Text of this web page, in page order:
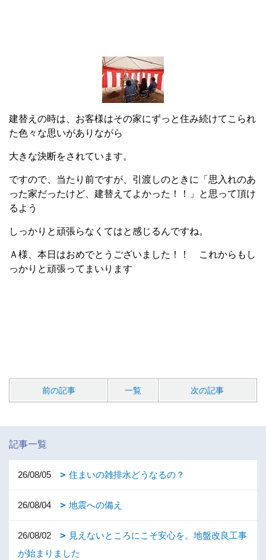
建替えの時は、お客様はその家にずっと住み続けてこられ
た色々な思いがありながら
大きな決断をされています。
ですので、当たり前ですが、引渡しのときに「思入れのあ
った家だったけど、建替えてよかった！！」と思って頂け
るよう
しっかりと頑張らなくてはと感じるんですね。
Ａ様、本日はおめでとうございました！！ これからもし
っかりと頑張ってまいります
前の記事 一覧 次の記事
記事一覧
26/08/05 住まいの雑排水どうなるの？
26/08/04 地震への備え
26/08/02
見えないところにこそ安心を。地盤改良工事
が始まりました